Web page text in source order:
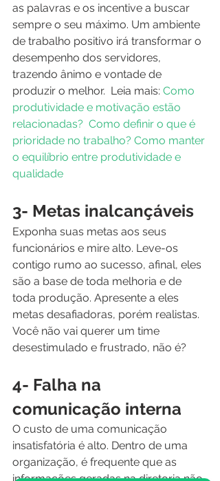
as palavras e os incentive a buscar
sempre o seu máximo. Um ambiente
de trabalho positivo irá transformar o
desempenho dos servidores,
trazendo ânimo e vontade de
produzir o melhor.  Leia mais: Como
produtividade e motivação estão
relacionadas? Como definir o que é
prioridade no trabalho? Como manter
o equilíbrio entre produtividade e
qualidade
3- Metas inalcançáveis
Exponha suas metas aos seus
funcionários e mire alto. Leve-os
contigo rumo ao sucesso, afinal, eles
são a base de toda melhoria e de
toda produção. Apresente a eles
metas desafiadoras, porém realistas.
Você não vai querer um time
desestimulado e frustrado, não é?
4- Falha na
comunicação interna
O custo de uma comunicação
insatisfatória é alto. Dentro de uma
organização, é frequente que as